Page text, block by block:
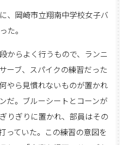
、岡崎市立翔南中学校女子バ
た。
からよく行うもので、ランニ
ーブ、スパイクの練習だった
やら見慣れないものが置かれ
だ。ブルーシートとコーンが
りぎりに置かれ、部員はその
っていた。この練習の意図を